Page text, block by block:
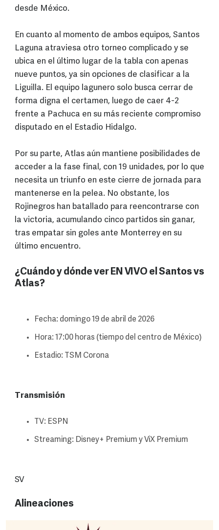
desde México.
En cuanto al momento de ambos equipos, Santos
Laguna atraviesa otro torneo complicado y se
ubica en el último lugar de la tabla con apenas
nueve puntos, ya sin opciones de clasificar a la
Liguilla. El equipo lagunero solo busca cerrar de
forma digna el certamen, luego de caer 4-2
frente a Pachuca en su más reciente compromiso
disputado en el Estadio Hidalgo.
Por su parte, Atlas aún mantiene posibilidades de
acceder a la fase final, con 19 unidades, por lo que
necesita un triunfo en este cierre de jornada para
mantenerse en la pelea. No obstante, los
Rojinegros han batallado para reencontrarse con
la victoria, acumulando cinco partidos sin ganar,
tras empatar sin goles ante Monterrey en su
último encuentro.
¿Cuándo y dónde ver EN VIVO el Santos vs
Atlas?
Fecha: domingo 19 de abril de 2026
Hora: 17:00 horas (tiempo del centro de México)
Estadio: TSM Corona
Transmisión
TV: ESPN
Streaming: Disney+ Premium y ViX Premium
SV
Alineaciones